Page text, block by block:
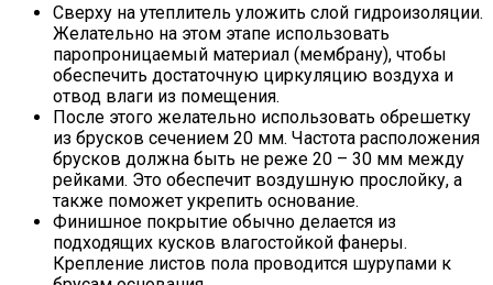
Сверху на утеплитель уложить слой гидроизоляции.
Желательно на этом этапе использовать
паропроницаемый материал (мембрану), чтобы
обеспечить достаточную циркуляцию воздуха и
отвод влаги из помещения.
После этого желательно использовать обрешетку
из брусков сечением 20 мм. Частота расположения
брусков должна быть не реже 20 – 30 мм между
рейками. Это обеспечит воздушную прослойку, а
также поможет укрепить основание.
Финишное покрытие обычно делается из
подходящих кусков влагостойкой фанеры.
Крепление листов пола проводится шурупами к